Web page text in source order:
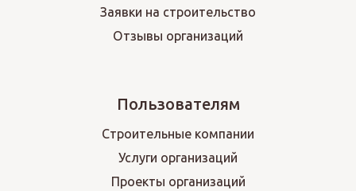
Заявки на строительство
Отзывы организаций
Пользователям
Строительные компании
Услуги организаций
Проекты организаций